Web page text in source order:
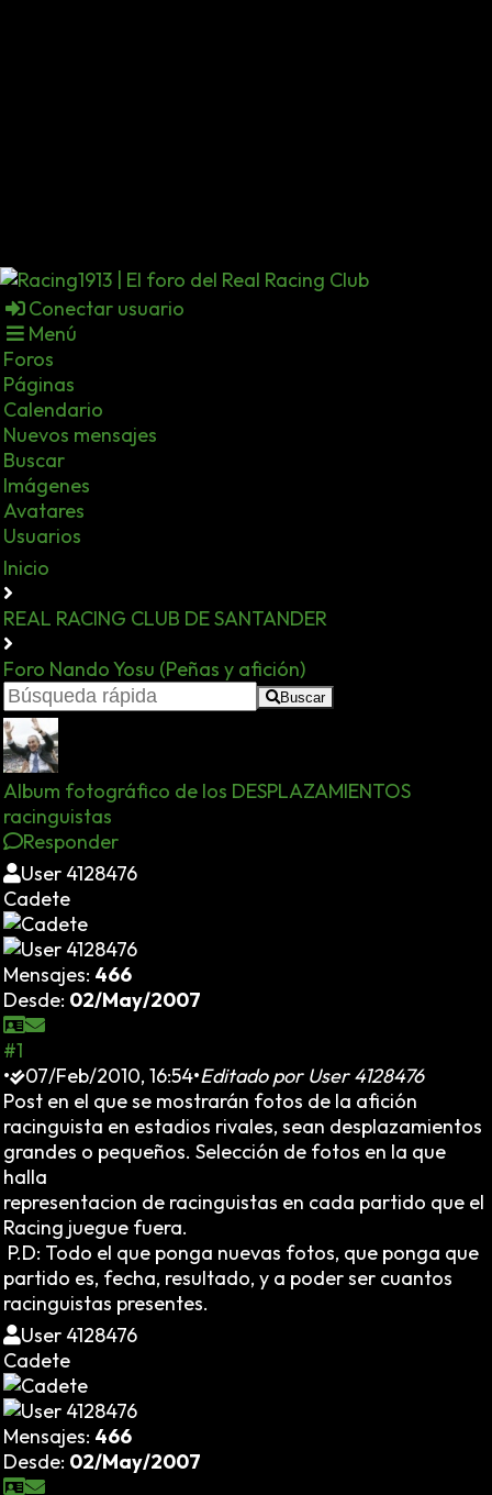
Conectar usuario
Menú
Foros
Páginas
Calendario
Nuevos mensajes
Buscar
Imágenes
Avatares
Usuarios
Inicio
REAL RACING CLUB DE SANTANDER
Foro Nando Yosu (Peñas y afición)
Buscar
Album fotográfico de los DESPLAZAMIENTOS
racinguistas
Responder
User 4128476
Cadete
Mensajes: 466
Desde: 02/May/2007
#1
•
07/Feb/2010, 16:54•Editado por User 4128476
Post en el que se mostrarán fotos de la afición
racinguista en estadios rivales, sean desplazamientos
grandes o pequeños. Selección de fotos en la que
halla
representacion de racinguistas en cada partido que el
Racing juegue fuera.
P.D: Todo el que ponga nuevas fotos, que ponga que
partido es, fecha, resultado, y a poder ser cuantos
racinguistas presentes.
User 4128476
Cadete
Mensajes: 466
Desde: 02/May/2007